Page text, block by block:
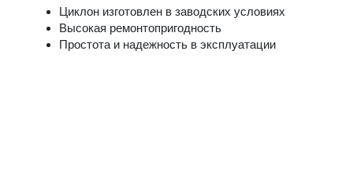
Циклон изготовлен в заводских условиях
Высокая ремонтопригодность
Простота и надежность в эксплуатации